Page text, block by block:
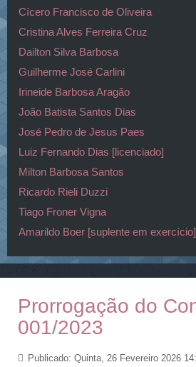
Cícero Francisco de Oliveira
Cristina Alves Ferreira Cruz
Dailton Silva Barbosa
Guilherme José Carlini
Irineide Barbosa Aragão
João Batista Santos Dias
José Pedro de Jesus Paes
Luiz Fernando Dias [licenciado]
Milton Barbosa Santos
Ricardo Rieli Duzzi
Tiago Froner Vigna
Amarildo Boer [suplente em exercício]
Prorrogação do
001/2023
Publicado: Quinta, 26 Fevereiro 2026